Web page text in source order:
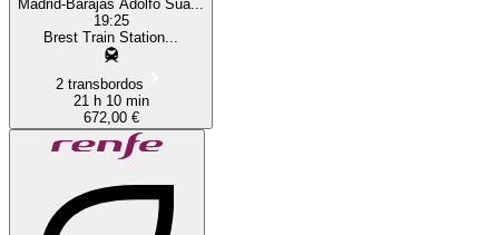
Madrid-Barajas Adolfo Suá...
19:25
Brest Train Station...
2 transbordos
21 h 10 min
672,00 €